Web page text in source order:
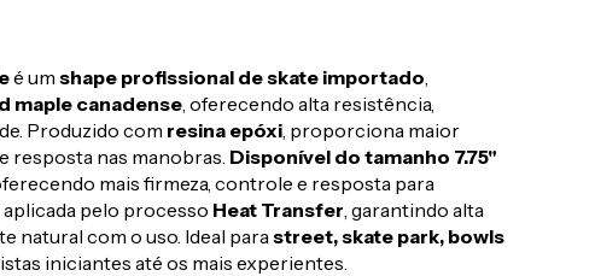
é um shape profissional de skate importado
maple canadense , oferecendo alta resistência,
Produzido com resina epóxi , proporciona maior
resposta nas manobras. Disponível do tamanho 7.75"
mais firmeza, controle e resposta para
pelo processo Heat Transfer , garantindo alta
natural com o uso. Ideal parastreet, skate park, bowls
iniciantes até os mais experientes.